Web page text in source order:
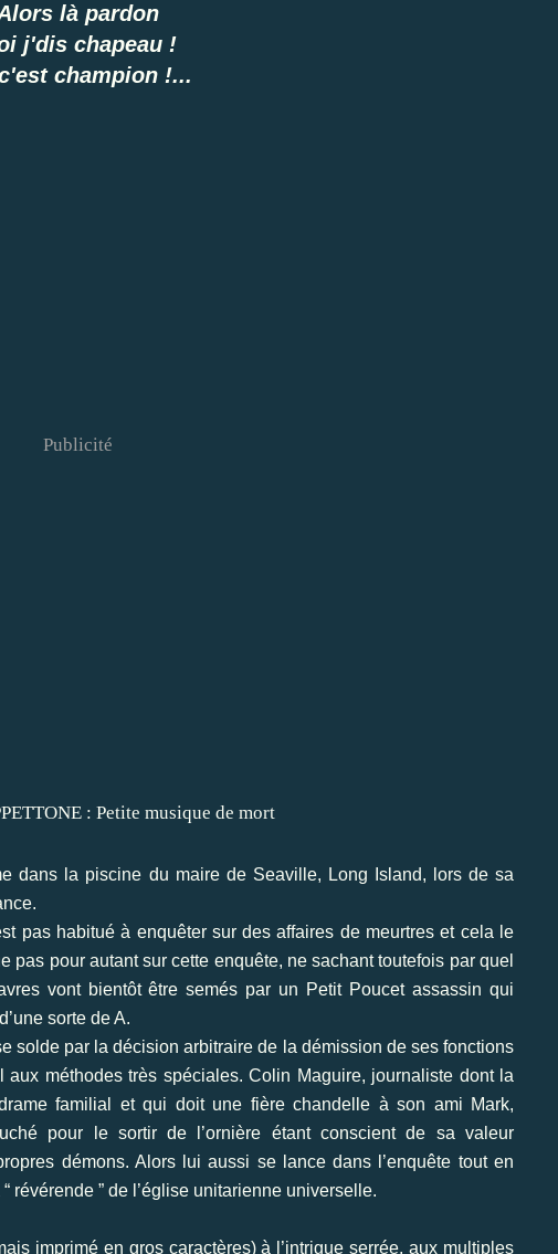
là pardon
j'dis chapeau !
champion !...
Publicité
dans la piscine du maire de Seaville, Long Island, lors de sa
pas habitué à enquêter sur des affaires de meurtres et cela le
pas pour autant sur cette enquête, ne sachant toutefois par quel
vont bientôt être semés par un Petit Poucet assassin qui
sorte de A.
solde par la décision arbitraire de la démission de ses fonctions
méthodes très spéciales. Colin Maguire, journaliste dont la
familial et qui doit une fière chandelle à son ami Mark,
pour le sortir de l’ornière étant conscient de sa valeur
démons. Alors lui aussi se lance dans l’enquête tout en
révérende ” de l’église unitarienne universelle.
imprimé en gros caractères) à l’intrigue serrée, aux multiples